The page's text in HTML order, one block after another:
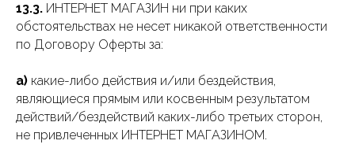
13.3. ИНТЕРНЕТ МАГАЗИН ни при каких
обстоятельствах не несет никакой ответственности
по Договору Оферты за:
а) какие-либо действия и/или бездействия,
являющиеся прямым или косвенным результатом
действий/бездействий каких-либо третьих сторон,
не привлеченных ИНТЕРНЕТ МАГАЗИНОМ.